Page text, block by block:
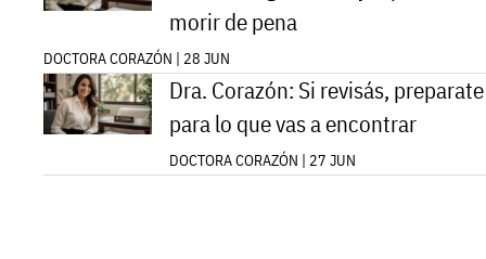
morir de pena
DOCTORA CORAZÓN | 28 JUN
Dra. Corazón: Si revisás, preparate
para lo que vas a encontrar
DOCTORA CORAZÓN | 27 JUN